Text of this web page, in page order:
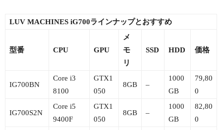
LUV MACHINES iG700ラインナップとおすすめ
型番 CPU GPU
メ
モ
リ
SSD HDD 価格
IG700BN
Core i3
8100
GTX1
050
8GB –
1000
GB
79,80
0
IG700S2N
Core i5
9400F
GTX1
050
8GB –
1000
GB
82,80
0